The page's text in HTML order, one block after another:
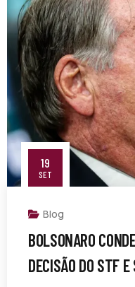
19
SET
Blog
BOLSONARO
DECISÃO DO STF